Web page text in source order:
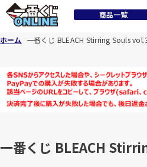
商品一覧
ホーム 一番くじ BLEACH Stirring Souls
一番くじ BLEACH